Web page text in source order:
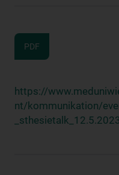
PDF
https://
nt/kommunikation/